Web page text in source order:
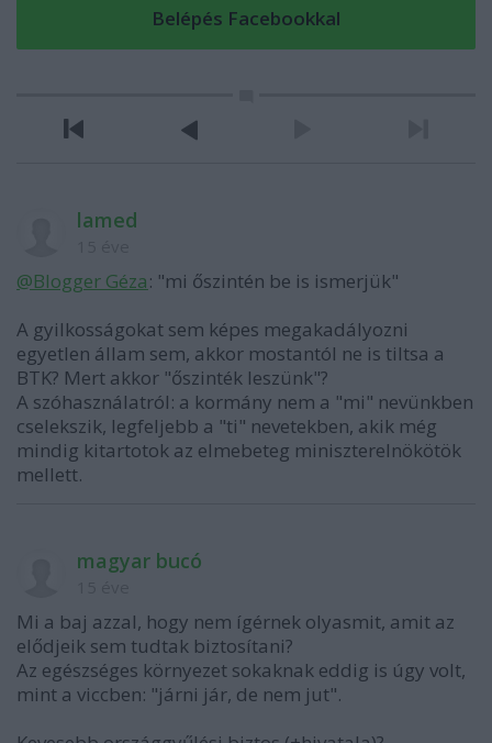
lamed
@Blogger Géza: "mi őszintén be is ismerjük"
A gyilkosságokat sem képes megakadályozni
egyetlen állam sem, akkor mostantól ne is tiltsa a
BTK? Mert akkor "őszinték leszünk"?
A szóhasználatról: a kormány nem a "mi" nevünkben
cselekszik, legfeljebb a "ti" nevetekben, akik még
mindig kitartotok az elmebeteg miniszterelnökötök
mellett.
magyar bucó
Mi a baj azzal, hogy nem ígérnek olyasmit, amit az
elődjeik sem tudtak biztosítani?
Az egészséges környezet sokaknak eddig is úgy volt,
mint a viccben: "járni jár, de nem jut".